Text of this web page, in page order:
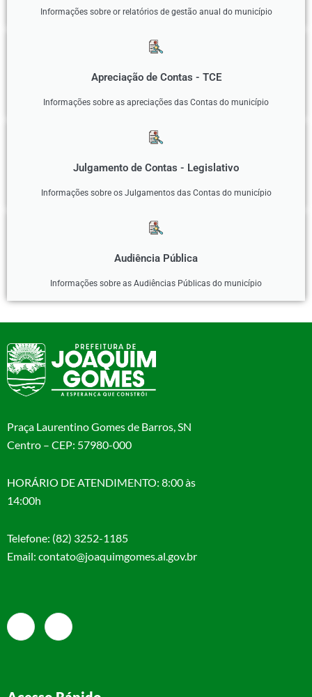
Informações sobre or relatórios de gestão anual do município
Apreciação de Contas - TCE
Informações sobre as apreciações das Contas do município
Julgamento de Contas - Legislativo
Informações sobre os Julgamentos das Contas do município
Audiência Pública
Informações sobre as Audiências Públicas do município
Praça Laurentino Gomes de Barros, SN
Centro – CEP: 57980-000
HORÁRIO DE ATENDIMENTO: 8:00 às
14:00h
Telefone: (82) 3252-1185
Email: contato@joaquimgomes.al.gov.br